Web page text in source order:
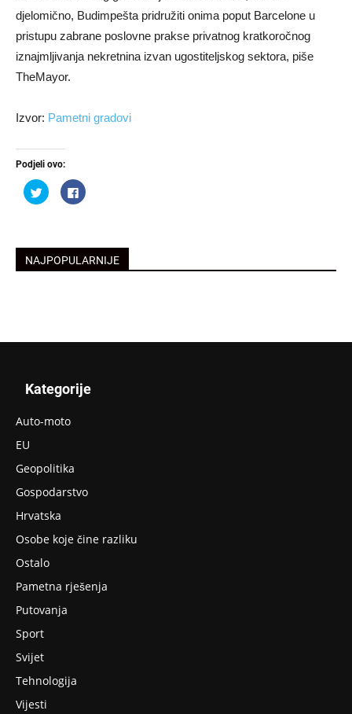
djelomično, Budimpešta pridružiti onima poput Barcelone u
pristupu zabrane poslovne prakse privatnog kratkoročnog
iznajmljivanja nekretnina izvan ugostiteljskog sektora, piše
TheMayor.
Izvor: Pametni gradovi
Podjeli ovo:
Podijeli
na
Twitteru
novom
prozoru)
Klikom
podijelite
novom
prozoru)
NAJPOPULARNIJE
Kategorije
Auto-moto
EU
Geopolitika
Gospodarstvo
Hrvatska
Osobe koje čine razliku
Ostalo
Pametna rješenja
Putovanja
Sport
Svijet
Tehnologija
Vijesti